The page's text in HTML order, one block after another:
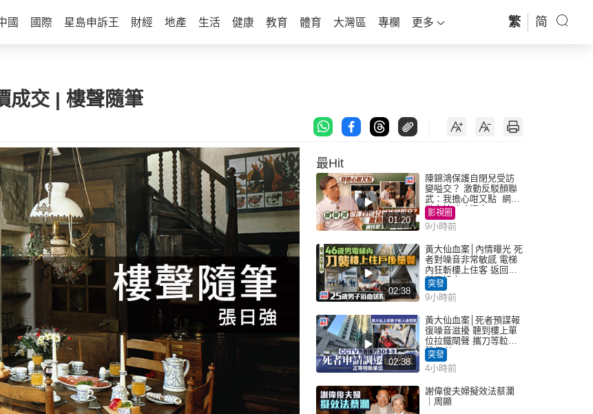
國 國際 星島申訴王 財經 地產 生活 健康 教育 體育 大灣區 專欄 更多 繁 简
成交 | 樓聲隨筆
最Hit
01:20
陳錦鴻保護自閉兒受訪
變嗌交？ 激動反駁顏聯
武：我擔心咁又點 網民
批主持咄咄逼人
影視圈
9小時前
02:38
黃大仙血案│內情曝光 死
者對噪音非常敏感 電梯
內狂斬樓上住客 返回住
所墮樓亡
突發
9小時前
02:38
黃大仙血案│死者預謀報
復噪音滋擾 聽到樓上單
位拉鐵閘聲 攜刀等𨋢伏
擊傷者
突發
4小時前
謝偉俊夫婦擬效法蔡瀾
｜周顯